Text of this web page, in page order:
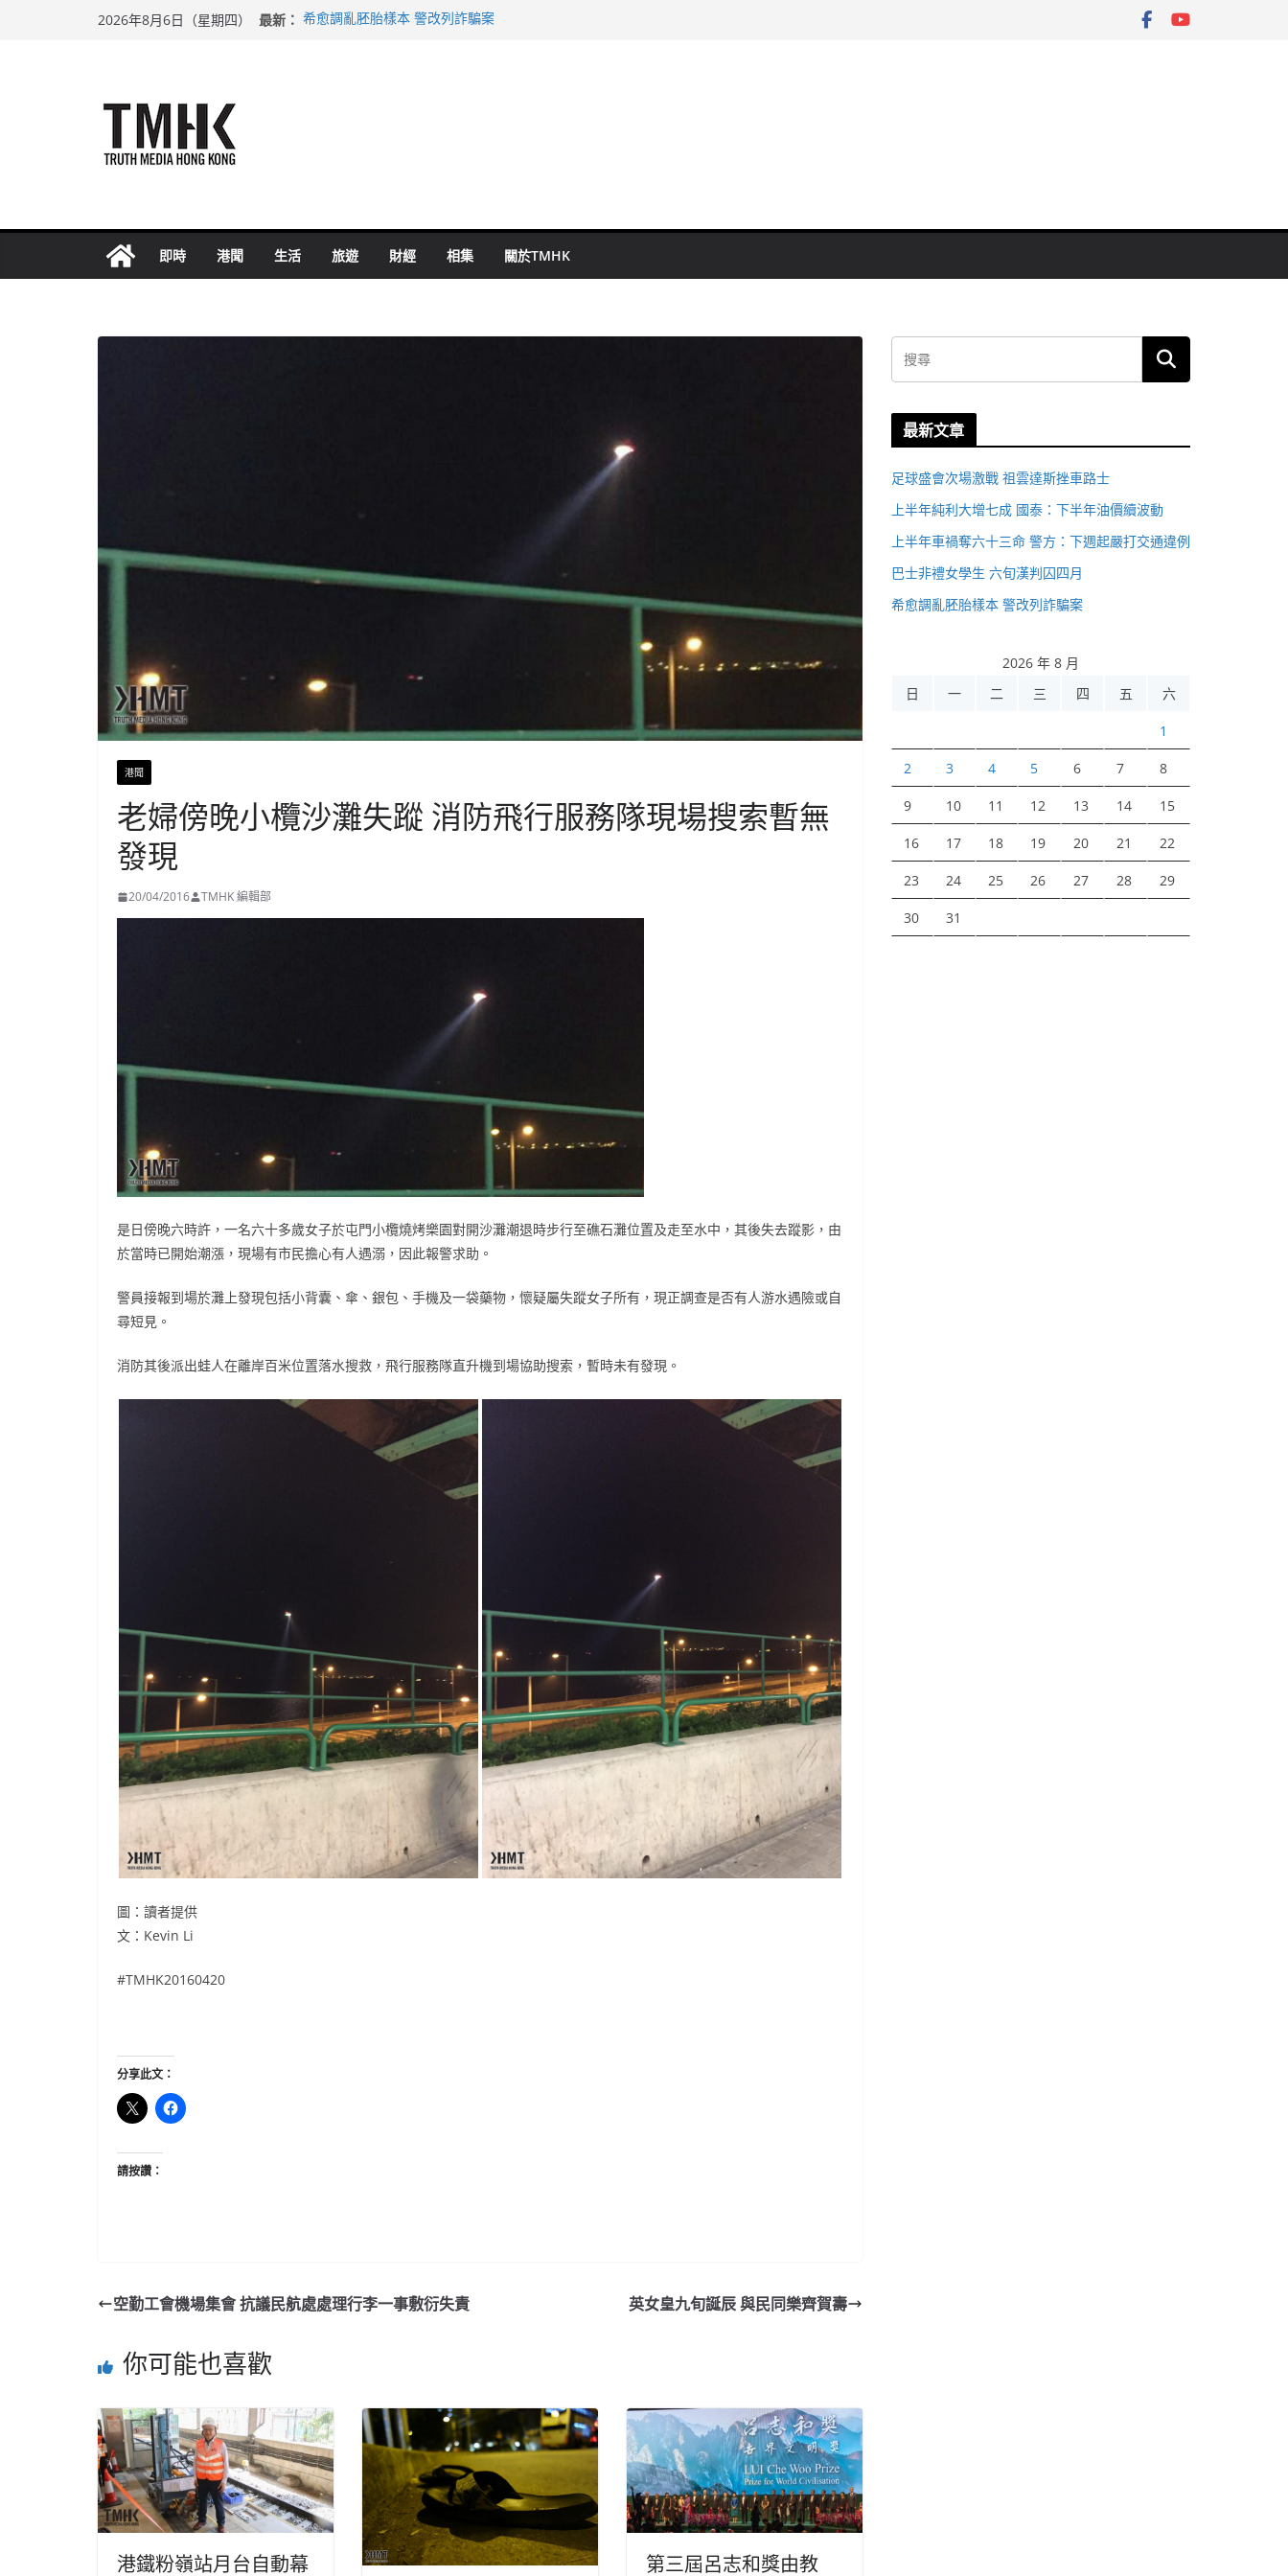
2026年8月6日（星期四） 最新： 希愈調亂胚胎樣本 警改列詐騙案
即時 港聞 生活 旅遊 財經 相集 關於TMHK
港聞
老婦傍晚小欖沙灘失蹤 消防飛行服務隊現場搜索暫無
發現
20/04/2016 TMHK 編輯部
是日傍晚六時許，一名六十多歲女子於屯門小欖燒烤樂園對開沙灘潮退時步行至礁石灘位置及走至水中，其後失去蹤影，由
於當時已開始潮漲，現場有市民擔心有人遇溺，因此報警求助。
警員接報到場於灘上發現包括小背囊、傘、銀包、手機及一袋藥物，懷疑屬失蹤女子所有，現正調查是否有人游水遇險或自
尋短見。
消防其後派出蛙人在離岸百米位置落水搜救，飛行服務隊直升機到場協助搜索，暫時未有發現。
圖：讀者提供
文：Kevin Li
#TMHK20160420
分享此文：
請按讚：
空勤工會機場集會 抗議民航處處理行李一事敷衍失責 英女皇九旬誕辰 與民同樂齊賀壽
你可能也喜歡
港鐵粉嶺站月台自動幕
第三屆呂志和獎由教
最新文章
足球盛會次場激戰 祖雲達斯挫車路士
上半年純利大增七成 國泰：下半年油價續波動
上半年車禍奪六十三命 警方：下週起嚴打交通違例
巴士非禮女學生 六旬漢判囚四月
希愈調亂胚胎樣本 警改列詐騙案
2026 年 8 月
日
一 二 三 四 五 六
1
2 3 4 5 6 7 8
9 10 11 12 13 14 15
16 17 18 19 20 21 22
23 24 25 26 27 28 29
30 31